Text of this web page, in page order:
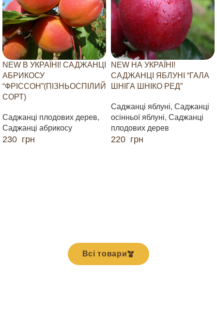
NEW В УКРАЇНІ! САДЖАНЦІ
АБРИКОСУ
“ФРІССОН”(ПІЗНЬОСПІЛИЙ
СОРТ)
Саджанці плодових дерев,
Саджанці абрикосу
230 грн
NEW НА УКРАЇНІ!
САДЖАНЦІ ЯБЛУНІ “ГАЛА
ШНІГА ШНІКО РЕД”
Саджанці яблуні, Саджанці
осінньої яблуні, Саджанці
плодових дерев
220 грн
Всі товари